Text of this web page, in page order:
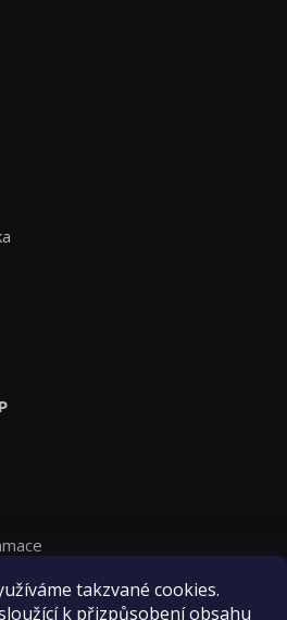
takzvané cookies.
k přizpůsobení obsahu